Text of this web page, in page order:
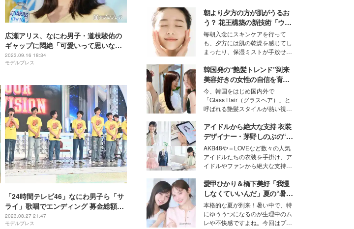
広瀬アリス、なにわ男子・道枝駿佑の
ギャップに悶絶「可愛いって思いなが
ら見てました」＜マイ・セカンド・ア
オハル＞
2023.09.16 18:34
モデルプレス
「24時間テレビ46」なにわ男子ら「サ
ライ」歌唱でエンディング 募金総額は
2億2223万8290円
2023.08.27 21:47
モデルプレス
ニオン好き”という共通点を持つモ
デルの宮城舞と島村雄大の特別対
談をお届け！それぞれの視点か
ら、今作ならではの魅力や予想外
の感動をもたらす奥深いストーリ
ーについて熱く語り合ってもらっ
た。
朝より夕方の方が肌がうるお
う？ 花王構築の新技術「ウォ
ーターキャプチャリングスキ
ン（捕水肌）」がスキンケア
の常識を変える予感
毎朝入念にスキンケアを行って
も、夕方には肌の乾燥を感じてし
まったり、保湿ミストが手放せな
な美容の常識を大きく変える可能
性を秘めた、革新的な「Water
Capturing Skin（ウォーターキャ
プチャリングスキン：捕水肌）」
技術を、花王が構築した。
韓国発の“艶髪トレンド”到来
美容好きの女性の自信を育む
「ヘアケア事情」って？
今、韓国をはじめ国内外で
「Glass Hair（グラスヘア）」と
呼ばれる艶髪スタイルが熱い視線
ションの完成度を高めるベースと
して、“髪そのものの美しさ”に改
めて注目する人が増えている様
子。今回は、そんな憧れの艶やか
な髪を日常で叶える、美容好きの
女性たちのヘアケア事情を紹介し
ます。
アイドルから絶大な支持 衣装
デザイナー・茅野しのぶの“可
愛い”を作る美学＜「シチズン
クロスシー」インタビュー＞
AKB48や＝LOVEなど数々の人気
アイドルたちの衣装を手掛け、ア
イドルやファンから絶大な支持を
取締役兼クリエイティブディレク
ター・茅野しのぶ。一人ひとりの
個性に寄り添い、魅力を引き出す
衣装作りは、多くの女性たちに勇
気と自信を与え続けている。
愛甲ひかり＆橋下美好「我慢
しなくていいんだ」夏の“暑さ
対策”の新しい選択肢とは？
本格的な夏が到来！暑い中で、特
にゆううつになるのが生理中のム
レや不快感ですよね。今回はプラ